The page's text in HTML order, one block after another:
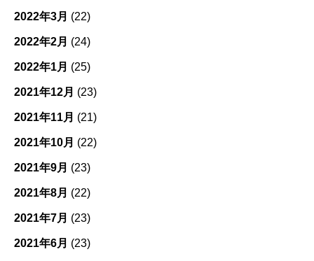
2022年3月 (22)
2022年2月 (24)
2022年1月 (25)
2021年12月 (23)
2021年11月 (21)
2021年10月 (22)
2021年9月 (23)
2021年8月 (22)
2021年7月 (23)
2021年6月 (23)